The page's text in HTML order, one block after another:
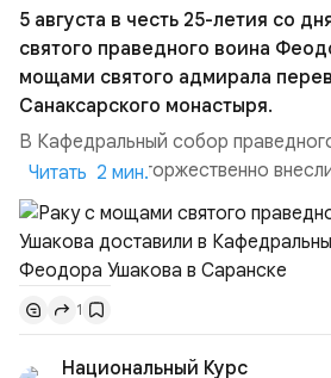
5 августа в честь 25-летия со
святого праведного воина
мощами святого адмирала
Санаксарского монастыря.
В Кафедральный собор
Ушакова раку торжественно
участвовавшие в канонизации
воина Феодора Ушакова 25 лет
Владимир Прокофьевич Валуев,
Балтийским флотом ВМФ России
гг.);Адмирал Владимир Петрович
командующий Черноморским
(1998–2002 г...
Читать 2 мин.
1
Национальный Курс